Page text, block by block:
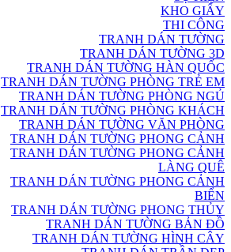
KHO GIẤY
THI CÔNG
TRANH DÁN TƯỜNG
TRANH DÁN TƯỜNG 3D
TRANH DÁN TƯỜNG HÀN QUỐC
TRANH DÁN TƯỜNG PHÒNG TRẺ EM
TRANH DÁN TƯỜNG PHÒNG NGỦ
TRANH DÁN TƯỜNG PHÒNG KHÁCH
TRANH DÁN TƯỜNG VĂN PHÒNG
TRANH DÁN TƯỜNG PHONG CẢNH
TRANH DÁN TƯỜNG PHONG CẢNH
LÀNG QUÊ
TRANH DÁN TƯỜNG PHONG CẢNH
BIỂN
TRANH DÁN TƯỜNG PHONG THỦY
TRANH DÁN TƯỜNG BẢN ĐỒ
TRANH DÁN TƯỜNG HÌNH CÂY